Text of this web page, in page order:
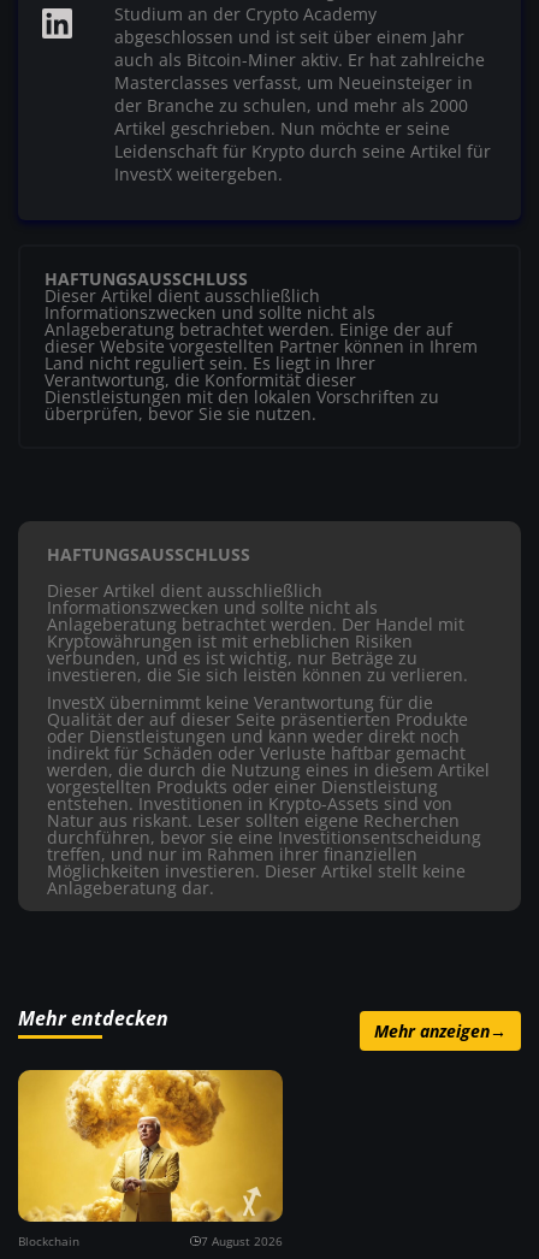
Studium an der Crypto Academy
abgeschlossen und ist seit über einem Jahr
auch als Bitcoin-Miner aktiv. Er hat zahlreiche
Masterclasses verfasst, um Neueinsteiger in
der Branche zu schulen, und mehr als 2000
Artikel geschrieben. Nun möchte er seine
Leidenschaft für Krypto durch seine Artikel für
InvestX weitergeben.
HAFTUNGSAUSSCHLUSS
Dieser Artikel dient ausschließlich
Informationszwecken und sollte nicht als
Anlageberatung betrachtet werden. Einige der auf
dieser Website vorgestellten Partner können in Ihrem
Land nicht reguliert sein. Es liegt in Ihrer
Verantwortung, die Konformität dieser
Dienstleistungen mit den lokalen Vorschriften zu
überprüfen, bevor Sie sie nutzen.
HAFTUNGSAUSSCHLUSS
Dieser Artikel dient ausschließlich
Informationszwecken und sollte nicht als
Anlageberatung betrachtet werden. Der Handel mit
Kryptowährungen ist mit erheblichen Risiken
verbunden, und es ist wichtig, nur Beträge zu
investieren, die Sie sich leisten können zu verlieren.
InvestX übernimmt keine Verantwortung für die
Qualität der auf dieser Seite präsentierten Produkte
oder Dienstleistungen und kann weder direkt noch
indirekt für Schäden oder Verluste haftbar gemacht
werden, die durch die Nutzung eines in diesem Artikel
vorgestellten Produkts oder einer Dienstleistung
entstehen. Investitionen in Krypto-Assets sind von
Natur aus riskant. Leser sollten eigene Recherchen
durchführen, bevor sie eine Investitionsentscheidung
treffen, und nur im Rahmen ihrer finanziellen
Möglichkeiten investieren. Dieser Artikel stellt keine
Anlageberatung dar.
Mehr entdecken Mehr anzeigen→
Blockchain 7 August 2026